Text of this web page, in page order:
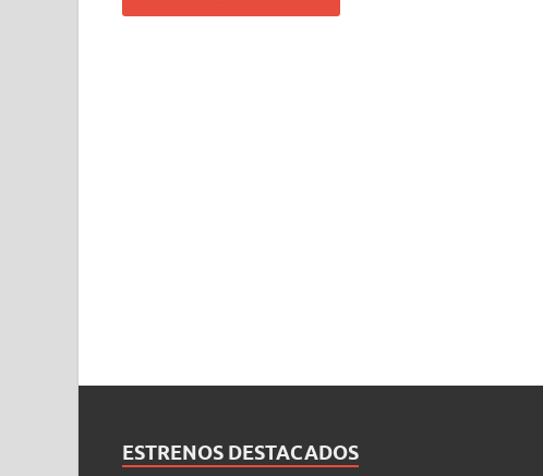
ESTRENOS DESTACADOS